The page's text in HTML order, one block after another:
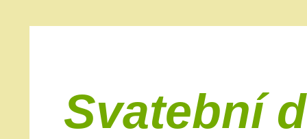
Svatební